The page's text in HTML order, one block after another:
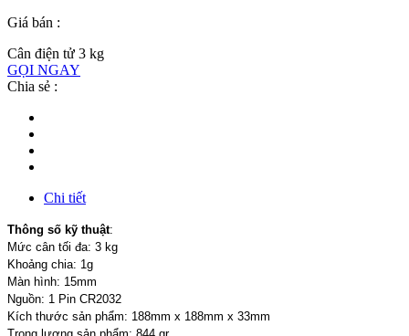
Giá bán :
Cân điện tử 3 kg
GỌI NGAY
Chia sẻ :
Chi tiết
Thông số kỹ thuật:
Mức cân tối đa: 3 kg
Khoảng chia: 1g
Màn hình: 15mm
Nguồn: 1 Pin CR2032
Kích thước sản phẩm: 188mm x 188mm x 33mm